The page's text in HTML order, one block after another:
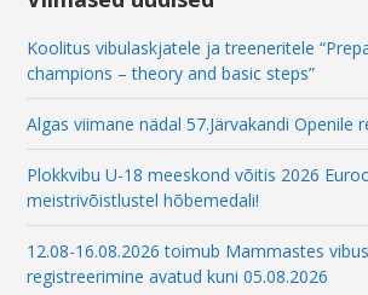
Koolitus vibulaskjatele ja treeneritele
champions – theory and basic steps”
Algas viimane nädal 57.Järvakandi Openile
Plokkvibu U-18 meeskond võitis 2026
meistrivõistlustel hõbemedali!
12.08-16.08.2026 toimub Mammastes
registreerimine avatud kuni 05.08.2026